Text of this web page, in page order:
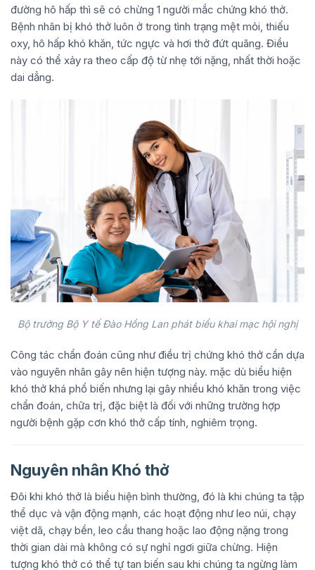
đường hô hấp thì sẽ có chừng 1 người mắc chứng khó thở.
Bệnh nhân bị khó thở luôn ở trong tình trạng mệt mỏi, thiếu
oxy, hô hấp khó khăn, tức ngực và hơi thở đứt quãng. Điều
này có thể xảy ra theo cấp độ từ nhẹ tới nặng, nhất thời hoặc
dai dẳng.
Bộ trưởng Bộ Y tế Đào Hồng Lan phát biểu khai mạc hội nghị
Công tác chẩn đoán cũng như điều trị chứng khó thở cần dựa
vào nguyên nhân gây nên hiện tượng này. mặc dù biểu hiện
khó thở khá phổ biến nhưng lại gây nhiều khó khăn trong việc
chẩn đoán, chữa trị, đặc biệt là đối với những trường hợp
người bệnh gặp cơn khó thở cấp tính, nghiêm trọng.
Nguyên nhân Khó thở
Đôi khi khó thở là biểu hiện bình thường, đó là khi chúng ta tập
thể dục và vận động mạnh, các hoạt động như leo núi, chạy
việt dã, chạy bền, leo cầu thang hoặc lao động nặng trong
thời gian dài mà không có sự nghỉ ngơi giữa chừng. Hiện
tượng khó thở có thể tự tan biến sau khi chúng ta ngừng làm